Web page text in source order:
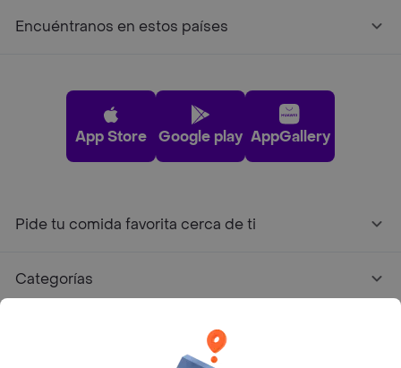
Encuéntranos en estos países
App Store Google play AppGallery
Pide tu comida favorita cerca de ti
Categorías